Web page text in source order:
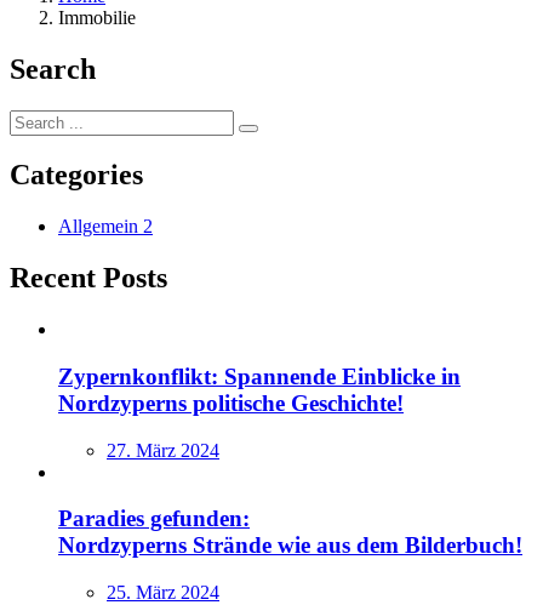
Immobilie
Search
Categories
Allgemein 2
Recent Posts
Zypernkonflikt: Spannende Einblicke in
Nordzyperns politische Geschichte!
Posted
27. März 2024
Paradies gefunden:
Nordzyperns Strände wie aus dem Bilderbuch!
Posted
25. März 2024